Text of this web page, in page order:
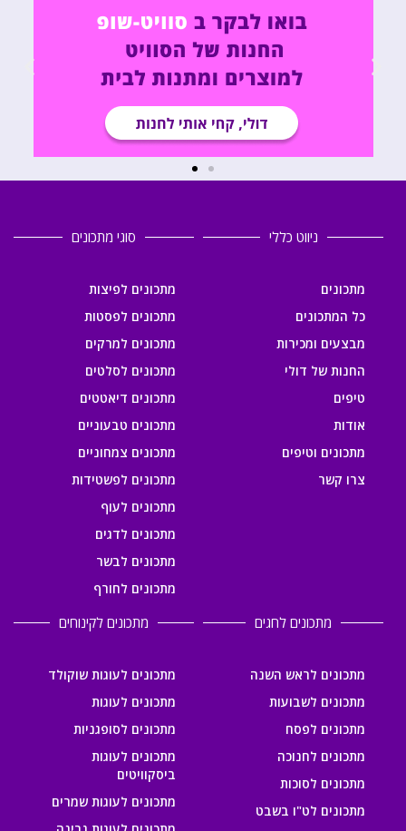
ניווט כללי
מתכונים
כל המתכונים
מבצעים ומכירות
החנות של דולי
טיפים
אודות
מתכונים וטיפים
צרו קשר
סוגי מתכונים
מתכונים לפיצות
מתכונים לפסטות
מתכונים למרקים
מתכונים לסלטים
מתכונים דיאטטים
מתכונים טבעוניים
מתכונים צמחוניים
מתכונים לפשטידות
מתכונים לעוף
מתכונים לדגים
מתכונים לבשר
מתכונים לחורף
מתכונים לחגים
מתכונים לראש השנה
מתכונים לשבועות
מתכונים לפסח
מתכונים לחנוכה
מתכונים לסוכות
מתכונים לט"ו בשבט
מתכונים לקינוחים
מתכונים לעוגות שוקולד
מתכונים לעוגות
מתכונים לסופגניות
מתכונים לעוגות
ביסקוויטים
מתכונים לעוגות שמרים